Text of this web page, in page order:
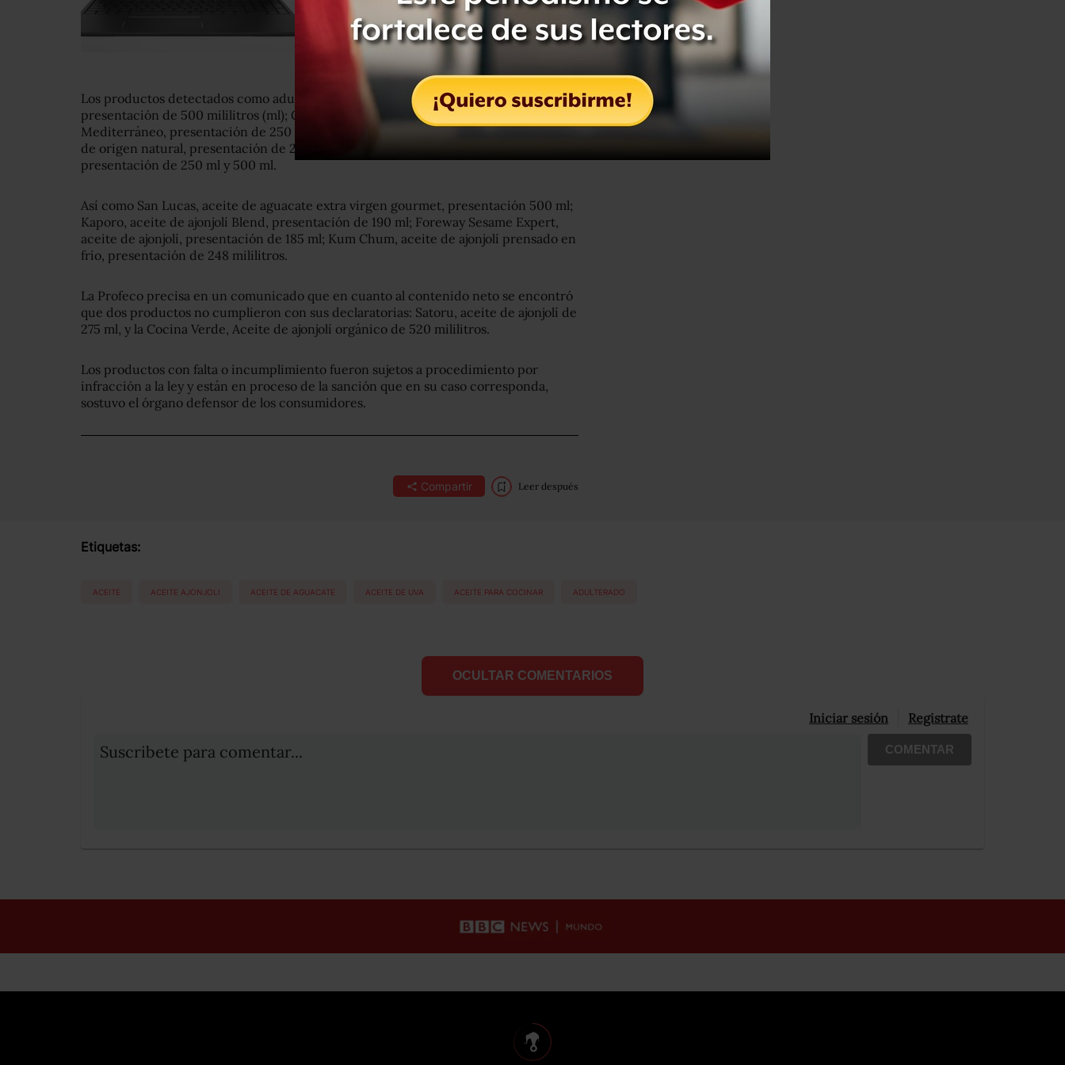
Los productos detectados como adulterados son San Lucas, Aceite de pepita de uva,
presentación de 500 mililitros (ml); Cate de mi corazón, aceite de aguacate
Mediterráneo, presentación de 250 ml; Avocare, aceite de aguacate 100 por ciento
de origen natural, presentación de 250 ml; Cate de mi corazón, aceite de aguacate,
presentación de 250 ml y 500 ml.
Así como San Lucas, aceite de aguacate extra virgen gourmet, presentación 500 ml;
Kaporo, aceite de ajonjolí Blend, presentación de 190 ml; Foreway Sesame Expert,
aceite de ajonjolí, presentación de 185 ml; Kum Chum, aceite de ajonjolí prensado en
frío, presentación de 248 mililitros.
La Profeco precisa en un comunicado que en cuanto al contenido neto se encontró
que dos productos no cumplieron con sus declaratorias: Satoru, aceite de ajonjolí de
275 ml, y la Cocina Verde, Aceite de ajonjolí orgánico de 520 mililitros.
Los productos con falta o incumplimiento fueron sujetos a procedimiento por
infracción a la ley y están en proceso de la sanción que en su caso corresponda,
sostuvo el órgano defensor de los consumidores.
Compartir Leer después
Etiquetas:
ACEITE ACEITE AJONJOLI ACEITE DE AGUACATE ACEITE DE UVA ACEITE PARA COCINAR ADULTERADO
OCULTAR COMENTARIOS
Iniciar sesión Registrate
Suscribete para comentar... COMENTAR